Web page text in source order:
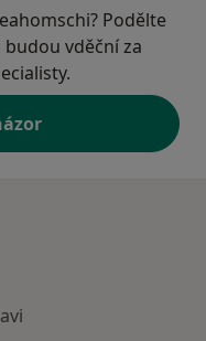
Podělte
vděční za